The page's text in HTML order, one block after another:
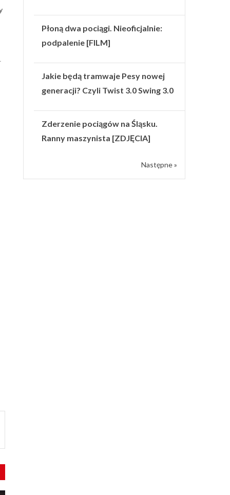
Płoną dwa pociągi. Nieoficjalnie:
podpalenie [FILM]
Jakie będą tramwaje Pesy nowej
generacji? Czyli Twist 3.0 Swing 3.0
Zderzenie pociągów na Śląsku.
Ranny maszynista [ZDJĘCIA]
Następne »